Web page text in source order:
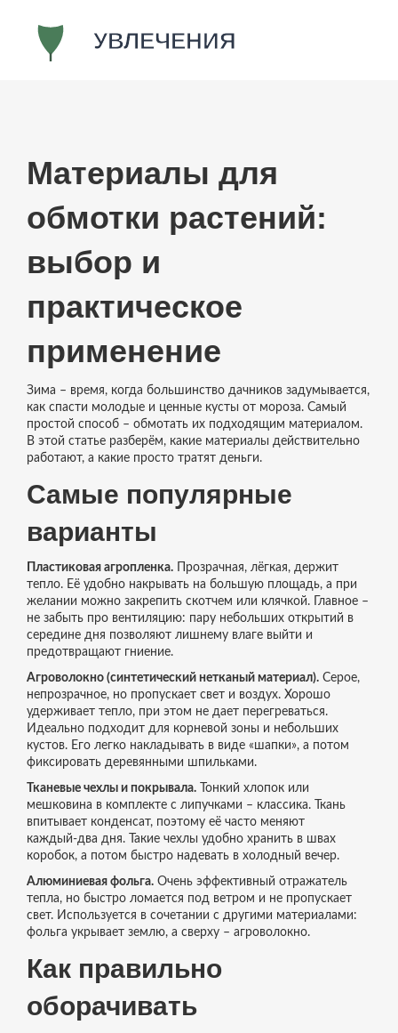
Материалы для
обмотки растений:
выбор и
практическое
применение
Зима – время, когда большинство дачников задумывается,
как спасти молодые и ценные кусты от мороза. Самый
простой способ – обмотать их подходящим материалом.
В этой статье разберём, какие материалы действительно
работают, а какие просто тратят деньги.
Самые популярные
варианты
Пластиковая агропленка.Прозрачная, лёгкая, держит
тепло. Её удобно накрывать на большую площадь, а при
желании можно закрепить скотчем или клячкой. Главное –
не забыть про вентиляцию: пару небольших открытий в
середине дня позволяют лишнему влаге выйти и
предотвращают гниение.
Агроволокно (синтетический нетканый материал).Серое,
непрозрачное, но пропускает свет и воздух. Хорошо
удерживает тепло, при этом не дает перегреваться.
Идеально подходит для корневой зоны и небольших
кустов. Его легко накладывать в виде «шапки», а потом
фиксировать деревянными шпильками.
Тканевые чехлы и покрывала.Тонкий хлопок или
мешковина в комплекте с липучками – классика. Ткань
впитывает конденсат, поэтому её часто меняют
каждый‑два дня. Такие чехлы удобно хранить в швах
коробок, а потом быстро надевать в холодный вечер.
Алюминиевая фольга.Очень эффективный отражатель
тепла, но быстро ломается под ветром и не пропускает
свет. Используется в сочетании с другими материалами:
фольга укрывает землю, а сверху – агроволокно.
Как правильно
оборачивать